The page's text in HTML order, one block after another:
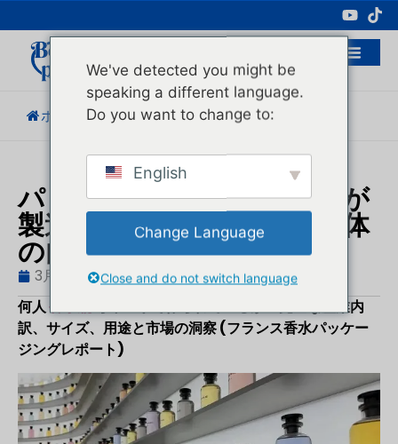
化粧品包装の専門メーカー
ホーム / ブログ / 業界動向 / 香水瓶の数...
パリでは年間何本の香水瓶が
製造されているか？業界全体
の内訳
3月 27, 2026 ブログ ,業界動向
ヒューゴ
何人香水瓶毎年パリで作られているか？完全な産業内
訳、サイズ、用途と市場の洞察 (フランス香水パッケー
ジングレポート)
We've detected you might be
speaking a different language.
Do you want to change to:
English
Change Language
Close and do not switch language